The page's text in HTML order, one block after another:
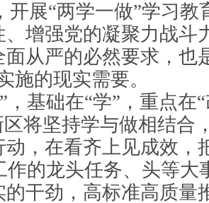
开展“两学一做”学习教
增强党的凝聚力战斗
从严的必然要求，也
施的现实需要。
，基础在“学”，重点在
区将坚持学与做相结合
，在看齐上见成效，
作的龙头任务、头等大
的干劲，高标准高质量